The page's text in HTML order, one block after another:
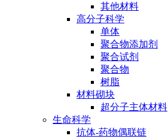
其他材料
高分子科学
单体
聚合物添加剂
聚合试剂
聚合物
树脂
材料砌块
超分子主体材料
生命科学
抗体-药物偶联链